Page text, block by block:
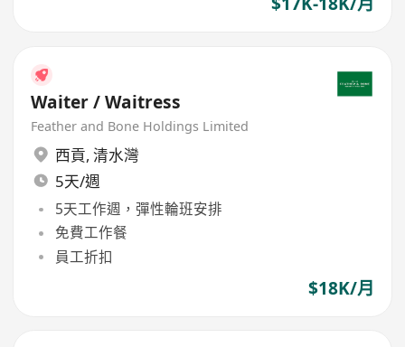
Waiter / Waitress
Feather and Bone Holdings Limited
西貢, 清水灣
5天/週
5天工作週，彈性輪班安排
免費工作餐
員工折扣
$18K/月